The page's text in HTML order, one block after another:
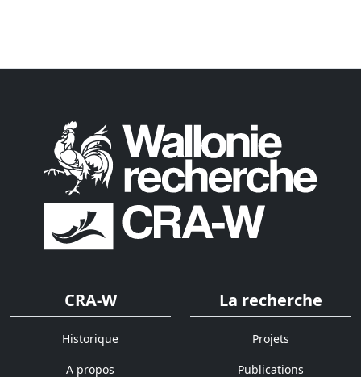
CRA-W
Historique
A propos
La recherche
Projets
Publications